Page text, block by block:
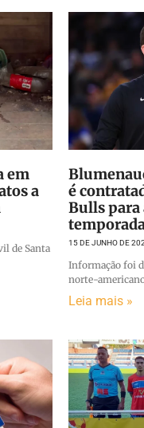
em
a
de Santa
é
Bulls
15 DE JUNHO DE
Informação foi
norte-
Leia mais »